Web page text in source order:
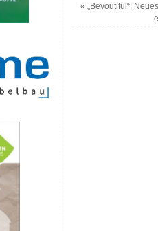
« „Beyoutiful“: